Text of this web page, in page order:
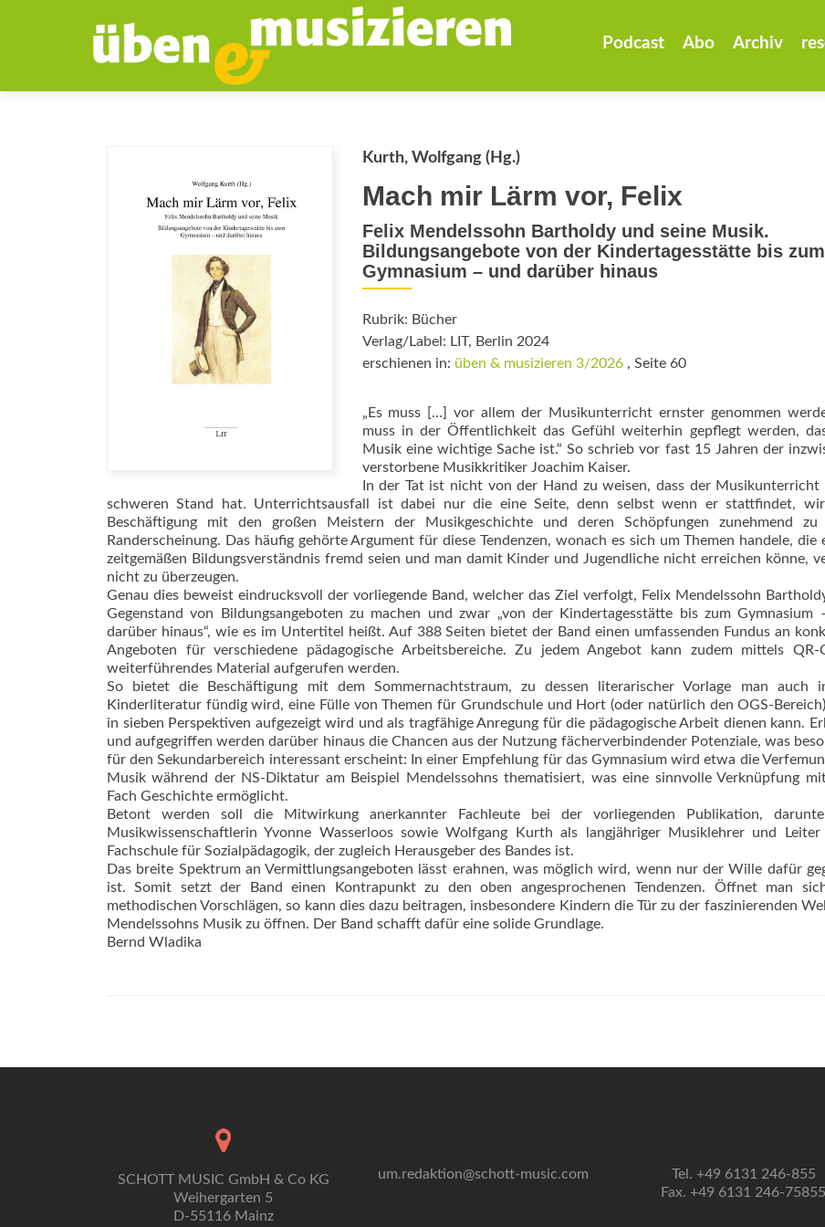
Podcast Abo Archiv
Kurth, Wolfgang (Hg.)
Mach mir Lärm vor, Felix
Felix Mendelssohn Bartholdy und seine Musik.
Bildungsangebote von der Kindertagesstätte bis zum
Gymnasium – und darüber hinaus
Rubrik: Bücher
Verlag/Label: LIT, Berlin 2024
erschienen in: üben & musizieren 3/2026, Seite 60
„Es muss […] vor allem der Musikunterricht ernster genommen
muss in der Öffentlichkeit das Gefühl weiterhin gepflegt werden,
Musik eine wichtige Sache ist.“ So schrieb vor fast 15 Jahren der
verstorbene Musikkritiker Joachim Kaiser.
In der Tat ist nicht von der Hand zu weisen, dass der Musikunterricht
schweren Stand hat. Unterrichtsausfall ist dabei nur die eine Seite, denn selbst wenn er stattfindet,
Beschäftigung mit den großen Meistern der Musikgeschichte und deren Schöpfungen zunehmend zu
Randerscheinung. Das häufig gehörte Argument für diese Tendenzen, wonach es sich um Themen handele, die
zeitgemäßen Bildungsverständnis fremd seien und man damit Kinder und Jugendliche nicht erreichen könne,
nicht zu überzeugen.
Genau dies beweist eindrucksvoll der vorliegende Band, welcher das Ziel verfolgt, Felix Mendelssohn
Gegenstand von Bildungsangeboten zu machen und zwar „von der Kindertagesstätte bis zum Gymnasium
darüber hinaus“, wie es im Untertitel heißt. Auf 388 Seiten bietet der Band einen umfassenden Fundus an
Angeboten für verschiedene pädagogische Arbeitsbereiche. Zu jedem Angebot kann zudem mittels QR-
weiterführendes Material aufgerufen werden.
So bietet die Beschäftigung mit dem Sommernachtstraum, zu dessen literarischer Vorlage man auch
Kinderliteratur fündig wird, eine Fülle von Themen für Grundschule und Hort (oder natürlich den OGS-
in sieben Perspektiven aufgezeigt wird und als tragfähige Anregung für die pädagogische Arbeit dienen kann.
und aufgegriffen werden darüber hinaus die Chancen aus der Nutzung fächerverbindender Potenziale, was
für den Sekundarbereich interessant erscheint: In einer Empfehlung für das Gymnasium wird etwa die
Musik während der NS-Diktatur am Beispiel Mendelssohns thematisiert, was eine sinnvolle Verknüpfung
Fach Geschichte ermöglicht.
Betont werden soll die Mitwirkung anerkannter Fachleute bei der vorliegenden Publikation,
Musikwissenschaftlerin Yvonne Wasserloos sowie Wolfgang Kurth als langjähriger Musiklehrer und Leiter
Fachschule für Sozialpädagogik, der zugleich Herausgeber des Bandes ist.
Das breite Spektrum an Vermittlungsangeboten lässt erahnen, was möglich wird, wenn nur der Wille dafür
ist. Somit setzt der Band einen Kontrapunkt zu den oben angesprochenen Tendenzen. Öffnet man
methodischen Vorschlägen, so kann dies dazu beitragen, insbesondere Kindern die Tür zu der faszinierenden
Mendelssohns Musik zu öffnen. Der Band schafft dafür eine solide Grundlage.
Bernd Wladika
SCHOTT MUSIC GmbH & Co KG
Weihergarten 5
D-55116 Mainz
um.redaktion@schott-music.com
Tel. +49 6131 246-855
Fax. +49 6131 246-75855